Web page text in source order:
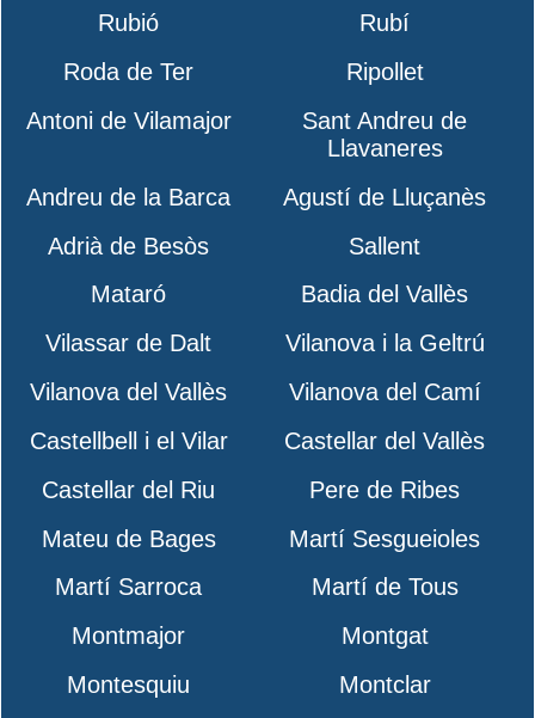
Rubió
Rubí
Roda de Ter
Ripollet
Antoni de Vilamajor
Sant Andreu de
Llavaneres
Andreu de la Barca
Agustí de Lluçanès
Adrià de Besòs
Sallent
Mataró
Badia del Vallès
Vilassar de Dalt
Vilanova i la Geltrú
Vilanova del Vallès
Vilanova del Camí
Castellbell i el Vilar
Castellar del Vallès
Castellar del Riu
Pere de Ribes
Mateu de Bages
Martí Sesgueioles
Martí Sarroca
Martí de Tous
Montmajor
Montgat
Montesquiu
Montclar